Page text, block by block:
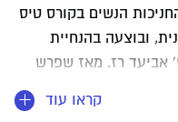
הנשים בקורס טיס
ובוצעה בהנחיית
אביעד רז. מאז שפרש
עובד יובל כיועץ וחוקר ארגוני עצמאי,
והארגון, ייעוץ
קראו עוד